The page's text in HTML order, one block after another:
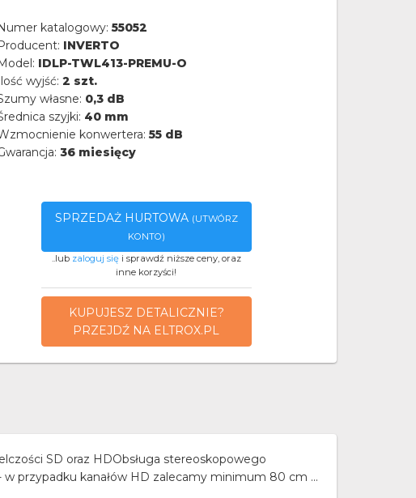
katalogowy: 55052
INVERTO
IDLP-TWL413-PREMU-O
wyjść: 2 szt.
własne: 0,3 dB
szyjki: 40 mm
konwertera: 55 dB
36 miesięcy
SPRZEDAŻ HURTOWA (UTWÓRZ
KONTO)
..lub zaloguj sięi sprawdź niższe ceny, oraz
inne korzyści!
KUPUJESZ DETALICZNIE?
PRZEJDŹ NA ELTROX.PL
SD oraz HDObsługa stereoskopowego
przypadku kanałów HD zalecamy minimum 80 cm ...